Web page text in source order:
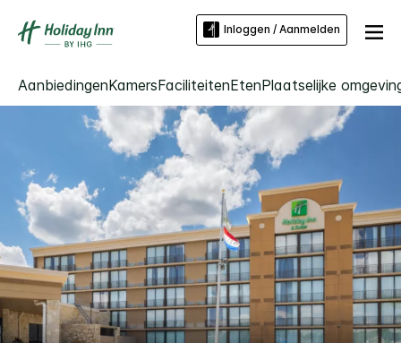
Inloggen / Aanmelden
AanbiedingenKamersFaciliteitenEtenPlaatselijke